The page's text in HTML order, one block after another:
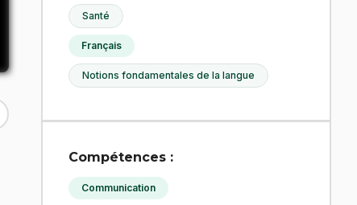
Santé
Français
Notions fondamentales de la langue
Compétences :
Communication